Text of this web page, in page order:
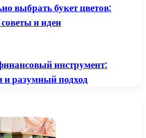
выбрать букет цветов:
и идеи
инструмент:
и разумный подход